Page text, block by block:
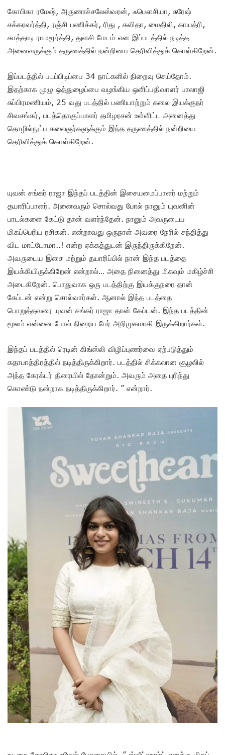
கோபிகா ரமேஷ், அருணாச்சலேஸ்வரன், ஃபௌசியா, சுரேஷ்
சக்கரவர்த்தி, ரஞ்சி பணிக்கர், ரிது , கவிதா, மைதிலி, காயத்ரி,
காத்தாடி ராமமூர்த்தி, துளசி மேடம் என இப்படத்தில் நடித்த
அனைவருக்கும் தருணத்தில் நன்றியை தெரிவித்துக் கொள்கிறேன்.
இப்படத்தில் படப்பிடிப்பை 34 நாட்களில் நிறைவு செய்தோம்.
இதற்காக முழு ஒத்துழைப்பை வழங்கிய ஒளிப்பதிவாளர் பாலாஜி
சுப்பிரமணியம், 25 வது படத்தில் பணியாற்றும் கலை இயக்குநர்
சிவசங்கர், படத்தொகுப்பாளர் தமிழரசன் உள்ளிட்ட அனைத்து
தொழில்நுட்ப கலைஞர்களுக்கும் இந்த தருணத்தில் நன்றியை
தெரிவித்துக் கொள்கிறேன்.
யுவன் சங்கர் ராஜா இந்தப் படத்தின் இசையமைப்பாளர் மற்றும்
தயாரிப்பாளர். அனைவரும் சொல்வது போல் நானும் யுவனின்
பாடல்களை கேட்டு தான் வளர்ந்தேன். நானும் அவருடைய
மிகப்பெரிய ரசிகன். என்றாவது ஒருநாள் அவரை நேரில் சந்தித்து
விட மாட்டோமா..! என்ற ஏக்கத்துடன் இருந்திருக்கிறேன்.
அவருடைய இசை மற்றும் தயாரிப்பில் நான் இந்த படத்தை
இயக்கியிருக்கிறேன் என்றால்… அதை நினைத்து மிகவும் மகிழ்ச்சி
அடைகிறேன். பொதுவாக ஒரு படத்திற்கு இயக்குநரை தான்
கேப்டன் என்று சொல்வார்கள். ஆனால் இந்த படத்தை
பொறுத்தவரை யுவன் சங்கர் ராஜா தான் கேப்டன். இந்த படத்தின்
மூலம் என்னை போல் நிறைய பேர் அறிமுகமாகி இருக்கிறார்கள்.
இந்தப் படத்தில் ரெடின் கிங்ஸ்லி விழிப்புணர்வை ஏற்படுத்தும்
கதாபாத்திரத்தில் நடித்திருக்கிறார். படத்தில் சிக்கலான சூழலில்
அந்த கேரக்டர் திரையில் தோன்றும். அவரும் அதை புரிந்து
கொண்டு நன்றாக நடித்திருக்கிறார். ” என்றார்.